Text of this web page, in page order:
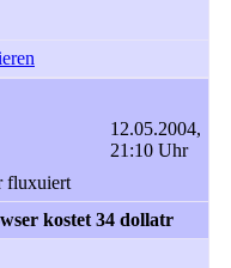
fluxuiert
12.05.2004,
21:10 Uhr
kostet 34 dollatr